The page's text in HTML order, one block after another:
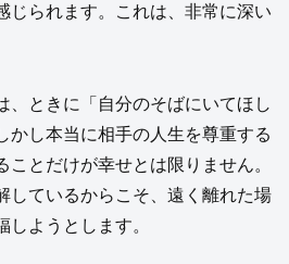
じられます。これは、非常に深い
、ときに「自分のそばにいてほし
かし本当に相手の人生を尊重する
ことだけが幸せとは限りません。
しているからこそ、遠く離れた場
しようとします。